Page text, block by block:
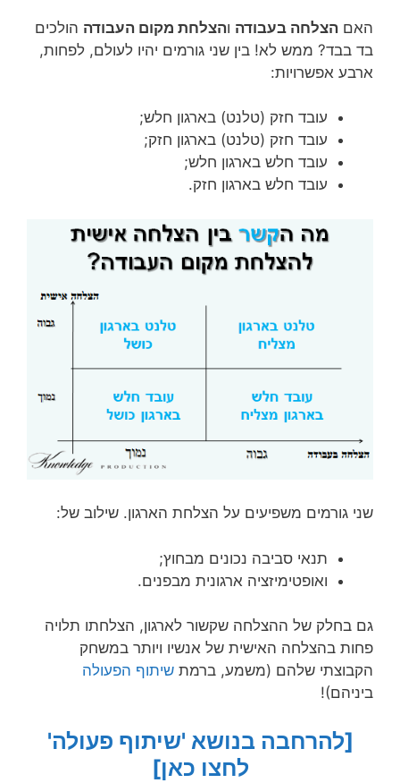
האם הצלחה בעבודה והצלחת מקום העבודה הולכים
בד בבד? ממש לא! בין שני גורמים יהיו לעולם, לפחות,
ארבע אפשרויות:
עובד חזק (טלנט) בארגון חלש;
עובד חזק (טלנט) בארגון חזק;
עובד חלש בארגון חלש;
עובד חלש בארגון חזק.
שני גורמים משפיעים על הצלחת הארגון. שילוב של:
תנאי סביבה נכונים מבחוץ;
ואופטימיזציה ארגונית מבפנים.
גם בחלק של ההצלחה שקשור לארגון, הצלחתו תלויה
פחות בהצלחה האישית של אנשיו ויותר במשחק
הקבוצתי שלהם (משמע, ברמת שיתוף הפעולה
ביניהם)!
[להרחבה בנושא 'שיתוף פעולה'
לחצו כאן]